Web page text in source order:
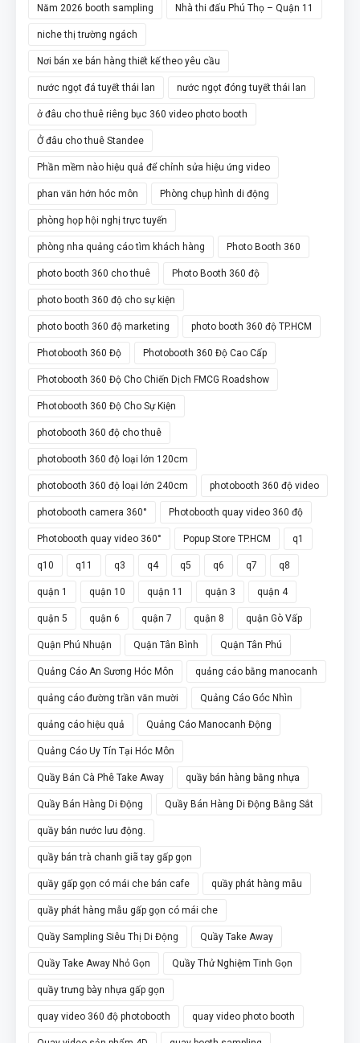
Năm 2026 booth sampling Nhà thi đấu Phú Thọ – Quận 11
niche thị trường ngách
Nơi bán xe bán hàng thiết kế theo yêu cầu
nước ngọt đá tuyết thái lan nước ngọt đóng tuyết thái lan
ở đâu cho thuê riêng bục 360 video photo booth
Ở đâu cho thuê Standee
Phần mềm nào hiệu quả để chỉnh sửa hiệu ứng video
phan văn hớn hóc môn Phòng chụp hình di động
phòng họp hội nghị trực tuyến
phòng nha quảng cáo tìm khách hàng Photo Booth 360
photo booth 360 cho thuê Photo Booth 360 độ
photo booth 360 độ cho sự kiện
photo booth 360 độ marketing photo booth 360 độ TP.HCM
Photobooth 360 Độ Photobooth 360 Độ Cao Cấp
Photobooth 360 Độ Cho Chiến Dịch FMCG Roadshow
Photobooth 360 Độ Cho Sự Kiện
photobooth 360 độ cho thuê
photobooth 360 độ loại lớn 120cm
photobooth 360 độ loại lớn 240cm photobooth 360 độ video
photobooth camera 360° Photobooth quay video 360 độ
Photobooth quay video 360° Popup Store TP.HCM q1
q10 q11 q3 q4 q5 q6 q7 q8
quận 1 quận 10 quận 11 quận 3 quận 4
quận 5 quận 6 quận 7 quận 8 quận Gò Vấp
Quận Phú Nhuận Quận Tân Bình Quận Tân Phú
Quảng Cáo An Sương Hóc Môn quảng cáo bằng manocanh
quảng cáo đường trần văn mười Quảng Cáo Góc Nhìn
quảng cáo hiệu quả Quảng Cáo Manocanh Động
Quảng Cáo Uy Tín Tại Hóc Môn
Quầy Bán Cà Phê Take Away quầy bán hàng bằng nhựa
Quầy Bán Hàng Di Động Quầy Bán Hàng Di Động Bằng Sắt
quầy bán nước lưu động.
quầy bán trà chanh giã tay gấp gọn
quầy gấp gọn có mái che bán cafe quầy phát hàng mẫu
quầy phát hàng mẫu gấp gọn có mái che
Quầy Sampling Siêu Thị Di Động Quầy Take Away
Quầy Take Away Nhỏ Gọn Quầy Thử Nghiệm Tinh Gọn
quầy trưng bày nhựa gấp gọn
quay video 360 độ photobooth quay video photo booth